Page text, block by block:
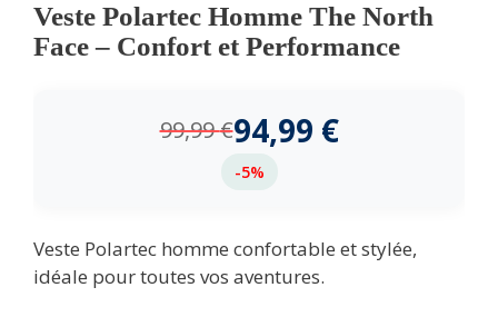
Veste Polartec Homme The North
Face – Confort et Performance
99,99€94,99 €
-5%
Veste Polartec homme confortable et stylée,
idéale pour toutes vos aventures.